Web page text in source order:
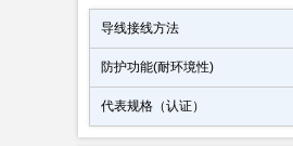
导线接线方法
防护功能(耐环境性)
代表规格（认证）